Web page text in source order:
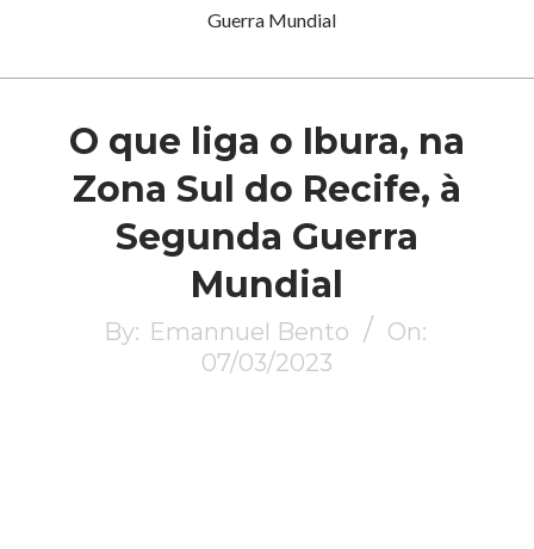
Guerra Mundial
O que liga o Ibura, na
Zona Sul do Recife, à
Segunda Guerra
Mundial
By: Emannuel Bento
On:
07/03/2023